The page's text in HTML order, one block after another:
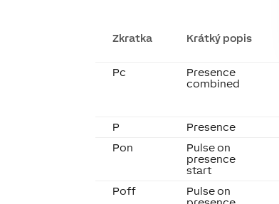
Zkratka Krátký popis
Pc
Presence
combined
P Presence
Pon
Pulse on
presence
start
Poff
Pulse on